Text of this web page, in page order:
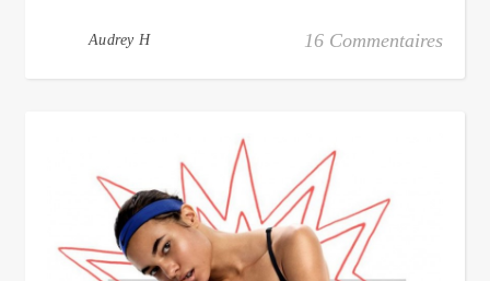
Audrey H 16 Commentaires